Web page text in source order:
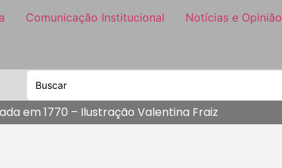
Comunicação Institucional Notícias e Opinião
em 1770 – Ilustração Valentina Fraiz